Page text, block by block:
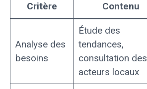
Critère
Contenu
Analyse des
besoins
Étude des
tendances,
consultation des
acteurs locaux